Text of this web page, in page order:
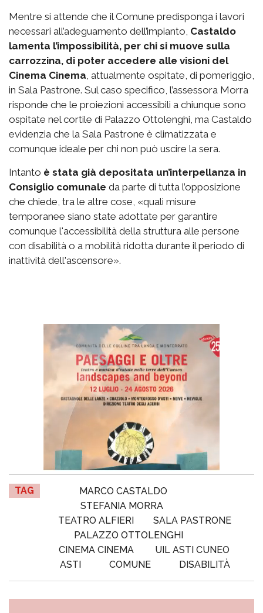
Mentre si attende che il Comune predisponga i lavori
necessari all’adeguamento dell’impianto, Castaldo
lamenta l’impossibilità, per chi si muove sulla
carrozzina, di poter accedere alle visioni del
Cinema Cinema, attualmente ospitate, di pomeriggio,
in Sala Pastrone. Sul caso specifico, l’assessora Morra
risponde che le proiezioni accessibili a chiunque sono
ospitate nel cortile di Palazzo Ottolenghi, ma Castaldo
evidenzia che la Sala Pastrone è climatizzata e
comunque ideale per chi non può uscire la sera.
Intanto è stata già depositata un’interpellanza in
Consiglio comunale da parte di tutta l’opposizione
che chiede, tra le altre cose, «quali misure
temporanee siano state adottate per garantire
comunque l'accessibilità della struttura alle persone
con disabilità o a mobilità ridotta durante il periodo di
inattività dell'ascensore».
TAG
MARCO CASTALDO
STEFANIA MORRA
TEATRO ALFIERI
SALA PASTRONE
PALAZZO OTTOLENGHI
CINEMA CINEMA
UIL ASTI CUNEO
ASTI
COMUNE DISABILITÀ